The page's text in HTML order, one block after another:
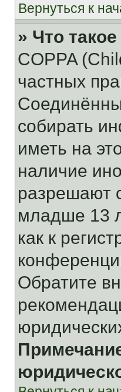
Вернуться к
» Что
COPPA
частных
собирать
иметь на
наличие
разрешают
младше 13
как к
Обратите